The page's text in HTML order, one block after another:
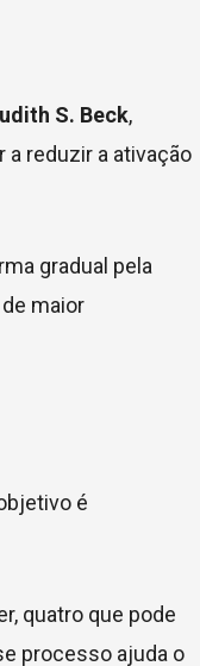
S. Beck,
reduzir a ativação
gradual pela
maior
é
quatro que pode
processo ajuda o